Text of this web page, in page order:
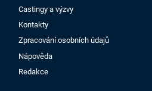
Castingy a výzvy
Kontakty
Zpracování osobních údajů
Nápověda
Redakce